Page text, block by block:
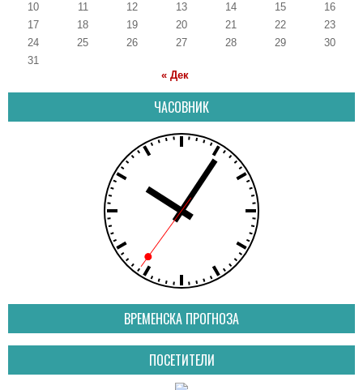
10
11 12 13 14 15
16
17
18 19 20 21 22
23
24
25 26 27 28 29
30
31
« Дек
ЧАСОВНИК
ВРЕМЕНСКА ПРОГНОЗА
ПОСЕТИТЕЛИ